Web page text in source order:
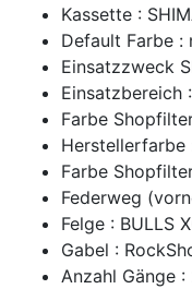
Kassette :
Default Farbe :
Einsatzzweck
Einsatzbereich
Farbe
Farbe
Federweg
Felge : BULLS
Gabel :
Anzahl Gänge :